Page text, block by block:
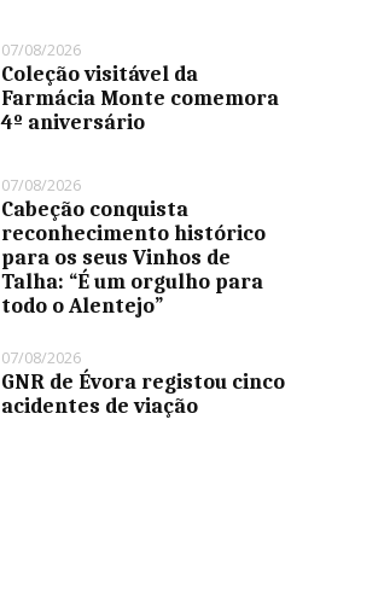
07/08/2026
Coleção visitável da
Farmácia Monte comemora
4º aniversário
07/08/2026
Cabeção conquista
reconhecimento histórico
para os seus Vinhos de
Talha: “É um orgulho para
todo o Alentejo”
07/08/2026
GNR de Évora registou cinco
acidentes de viação